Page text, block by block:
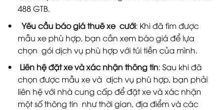
488 GTB.
Yêu cầu báo giá thuê xe cưới: Khi đã tìm được
mẫu xe phù hợp, bạn cần xem báo giá để lựa
chọn gói dịch vụ phù hợp với túi tiền của mình.
Liên hệ đặt xe và xác nhận thông tin: Sau khi đã
chọn được mẫu xe và dịch vụ phù hợp, bạn phải
liên hệ với nhà cung cấp để đặt xe và xác nhận
một số thông tin như thời gian, địa điểm và các